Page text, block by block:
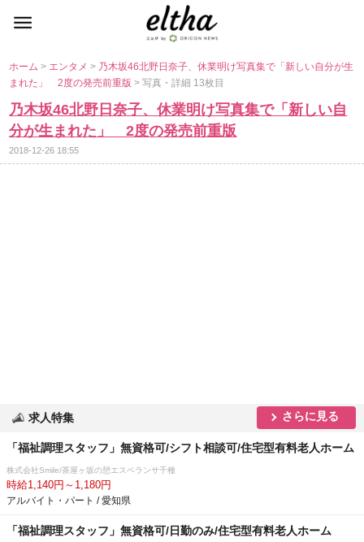
ホーム> エンタメ> 乃木坂46北野日奈子、休業明け写真集で「新しい自分が生
まれた」 2度の発売前重版> 写真・詳細 13枚目
乃木坂46北野日奈子、休業明け写真集で「新しい自
分が生まれた」 2度の発売前重版
2018-12-26 18:55
求人特集 さらに見る
「福祉調理スタッフ」無資格可/シフト相談可/住宅型有料老人ホーム
株式会社Smile/茶屋ヶ坂の憩エスペランサ千種
時給1,140円～1,180円
アルバイト・パート / 愛知県
「福祉調理スタッフ」無資格可/日勤のみ/住宅型有料老人ホーム